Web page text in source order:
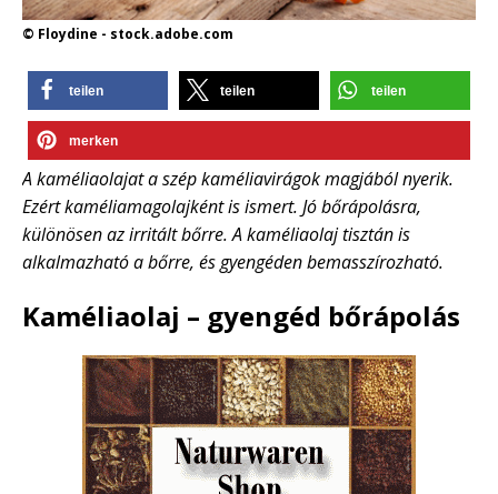
© Floydine - stock.adobe.com
teilen teilen teilen
merken
A kaméliaolajat a szép kaméliavirágok magjából nyerik.
Ezért kaméliamagolajként is ismert. Jó bőrápolásra,
különösen az irritált bőrre. A kaméliaolaj tisztán is
alkalmazható a bőrre, és gyengéden bemasszírozható.
Kaméliaolaj – gyengéd bőrápolás